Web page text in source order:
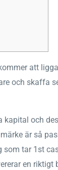
att
och skaffa
och
är så
tar 1st
en